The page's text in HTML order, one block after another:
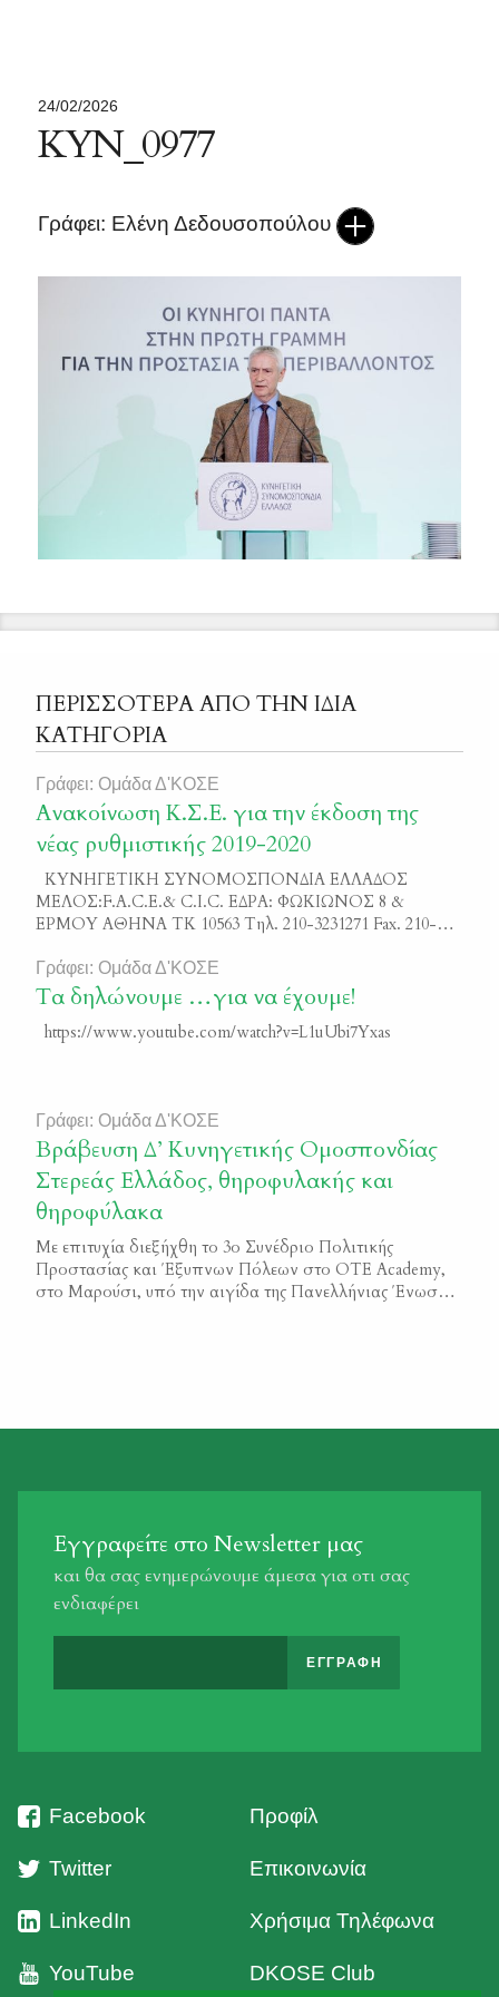
24/02/2026
ΚΥΝ_0977
Γράφει: Ελένη Δεδουσοπούλου
ΠΕΡΙΣΣΟΤΕΡΑ ΑΠΟ ΤΗΝ ΙΔΙΑ
ΚΑΤΗΓΟΡΙΑ
Γράφει: Ομάδα Δ'ΚΟΣΕ
Ανακοίνωση Κ.Σ.Ε. για την έκδοση της
νέας ρυθμιστικής 2019-2020
ΚΥΝΗΓΕΤΙΚΗ ΣΥΝΟΜΟΣΠΟΝΔΙΑ ΕΛΛΑΔΟΣ
ΜΕΛΟΣ:F.A.C.E.& C.I.C. ΕΔΡΑ: ΦΩΚΙΩΝΟΣ 8 &
ΕΡΜΟΥ ΑΘΗΝΑ ΤΚ 10563 Τηλ. 210-3231271 Fax. 210-
ΑΝΑΚΟΙΝΩΣΗ Με την υπογραφείσα από τον υπουργό
Περιβάλλοντος κ. Κ. Χατζηδάκη, Ρυθμιστική Απόφαση
για την περίοδο 2019-2020, επαναλαμβάνεται η
Ρυθμιστική της προηγούμενης περιόδου, πέραν
Γράφει: Ομάδα Δ'ΚΟΣΕ
Τα δηλώνουμε …για να έχουμε!
https://www.youtube.com/watch?v=L1uUbi7Yxas
Γράφει: Ομάδα Δ'ΚΟΣΕ
Βράβευση Δ’ Κυνηγετικής Ομοσπονδίας
Στερεάς Ελλάδος, θηροφυλακής και
θηροφύλακα
Με επιτυχία διεξήχθη το 3ο Συνέδριο Πολιτικής
Προστασίας και Έξυπνων Πόλεων στο ΟΤΕ Academy,
στο Μαρούσι, υπό την αιγίδα της Πανελλήνιας Ένωσης
Ευθύμη Λέκκα, δεκάδων Αντιδημάρχων, εκπροσώπων
Εγγραφείτε στο Newsletter μας
και θα σας ενημερώνουμε άμεσα για οτι σας
ενδιαφέρει
Facebook
Twitter
LinkedIn
YouTube
Προφίλ
Επικοινωνία
Χρήσιμα Τηλέφωνα
DKOSE Club